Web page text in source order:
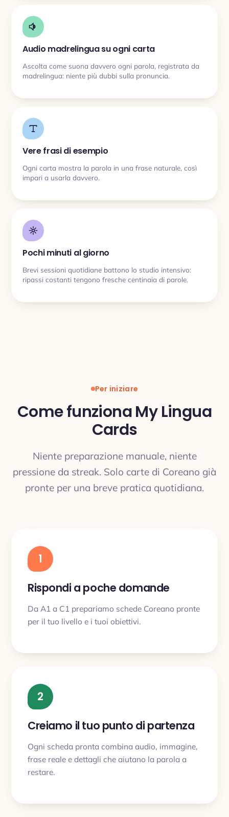
Audio madrelingua su ogni carta
Ascolta come suona davvero ogni parola, registrata da
madrelingua: niente più dubbi sulla pronuncia.
Vere frasi di esempio
Ogni carta mostra la parola in una frase naturale, così
impari a usarla davvero.
Pochi minuti al giorno
Brevi sessioni quotidiane battono lo studio intensivo:
ripassi costanti tengono fresche centinaia di parole.
Per iniziare
Come funziona My Lingua
Cards
Niente preparazione manuale, niente
pressione da streak. Solo carte di Coreano già
pronte per una breve pratica quotidiana.
1
Rispondi a poche domande
Da A1 a C1 prepariamo schede Coreano pronte
per il tuo livello e i tuoi obiettivi.
2
Creiamo il tuo punto di partenza
Ogni scheda pronta combina audio, immagine,
frase reale e dettagli che aiutano la parola a
restare.